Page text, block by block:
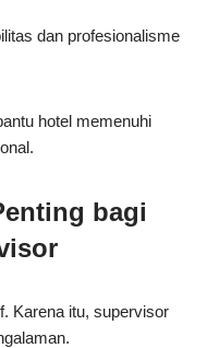
dan profesionalisme
hotel memenuhi
bagi
Karena itu, supervisor